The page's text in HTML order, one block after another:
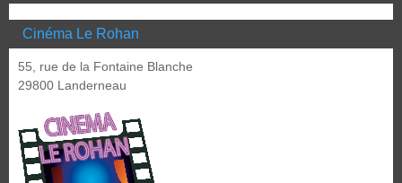
Cinéma Le Rohan
55, rue de la Fontaine Blanche
29800 Landerneau